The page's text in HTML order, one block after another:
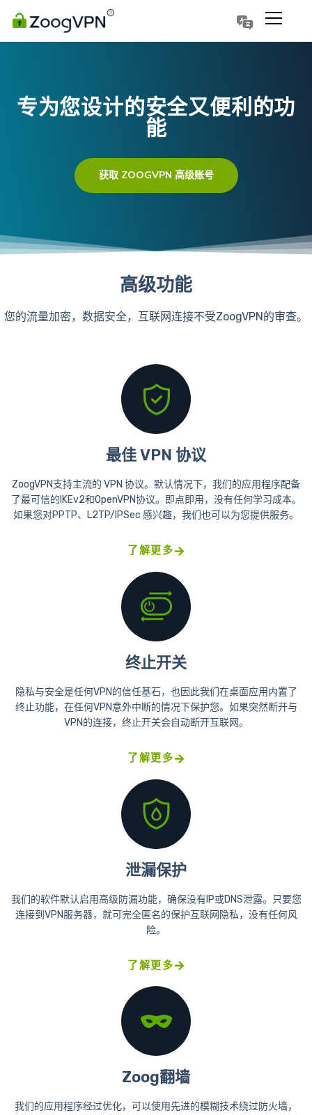
专为您设计的安全又便利的功
能
获取 ZOOGVPN 高级账号
高级功能
您的流量加密，数据安全，互联网连接不受ZoogVPN的审查。
最佳 VPN 协议
ZoogVPN支持主流的 VPN 协议。默认情况下，我们的应用程序配备
了最可信的IKEv2和OpenVPN协议。即点即用，没有任何学习成本。
如果您对PPTP、L2TP/IPSec 感兴趣，我们也可以为您提供服务。
了解更多
终止开关
隐私与安全是任何VPN的信任基石，也因此我们在桌面应用内置了
终止功能，在任何VPN意外中断的情况下保护您。如果突然断开与
VPN的连接，终止开关会自动断开互联网。
了解更多
泄漏保护
我们的软件默认启用高级防漏功能，确保没有IP或DNS泄露。只要您
连接到VPN服务器，就可完全匿名的保护互联网隐私，没有任何风
险。
了解更多
Zoog翻墙
我们的应用程序经过优化，可以使用先进的模糊技术绕过防火墙，